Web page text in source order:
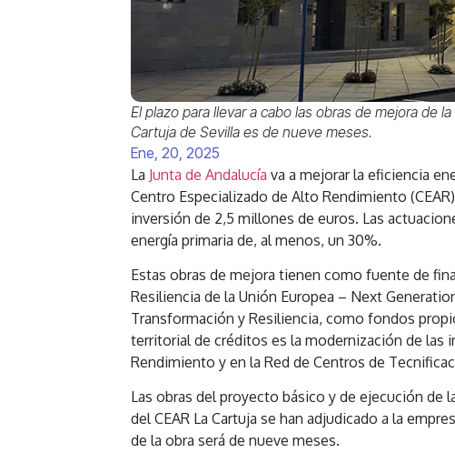
El plazo para llevar a cabo las obras de mejora de
Cartuja de Sevilla es de nueve meses.
Ene, 20, 2025
La Junta de Andalucía va a mejorar la eficiencia
Centro Especializado de Alto Rendimiento
inversión de 2,5 millones de euros. Las
energía primaria de, al menos, un 30%.
Estas obras de mejora tienen como fuente de
Resiliencia de la Unión Europea – Next
Transformación y Resiliencia, como fondos
territorial de créditos es la modernización de las
Rendimiento y en la Red de Centros de
Las obras del proyecto básico y de ejecución de
del CEAR La Cartuja se han adjudicado a la
de la obra será de nueve meses.